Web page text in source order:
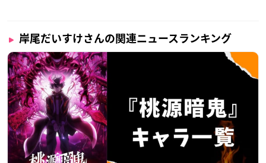
岸尾だいすけさんの関連ニュースランキング